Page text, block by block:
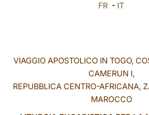
FR - IT
VIAGGIO APOSTOLICO IN TOGO,
CAMERUN I,
REPUBBLICA CENTRO-AFRICANA,
MAROCCO